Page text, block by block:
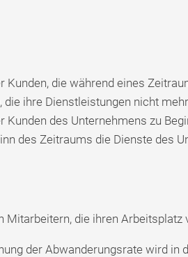
Kunden, die während eines
die ihre Dienstleistungen nicht
Kunden des Unternehmens zu
des Zeitraums die Dienste des
Mitarbeitern, die ihren Arbeitsplatz
der Abwanderungsrate wird